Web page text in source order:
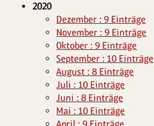
2020
Dezember : 9 Einträge
November : 9 Einträge
Oktober : 9 Einträge
September : 10 Einträge
August : 8 Einträge
Juli : 10 Einträge
Juni : 8 Einträge
Mai : 10 Einträge